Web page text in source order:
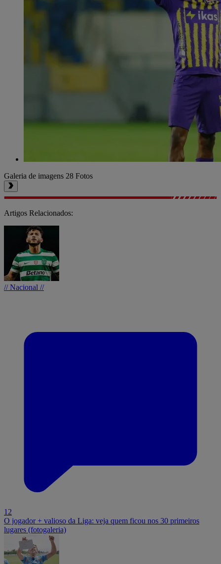
Galeria de imagens 28 Fotos
Artigos Relacionados:
// Nacional //
12
O jogador + valioso da Liga: veja quem ficou nos 30 primeiros
lugares (fotogaleria)